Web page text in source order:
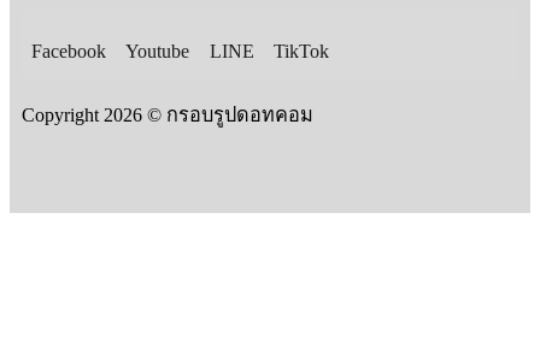
Facebook Youtube LINE TikTok
Copyright 2026 © กรอบรูปดอทคอม